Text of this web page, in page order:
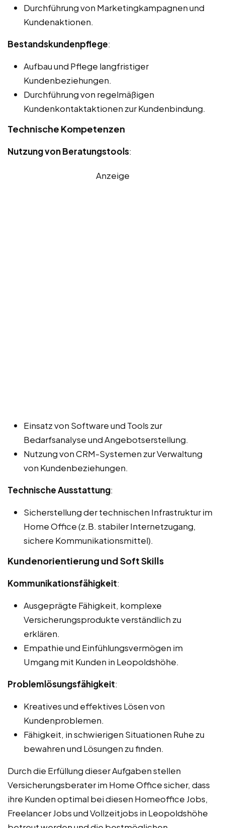
Durchführung von Marketingkampagnen und
Kundenaktionen.
Bestandskundenpflege:
Aufbau und Pflege langfristiger
Kundenbeziehungen.
Durchführung von regelmäßigen
Kundenkontaktaktionen zur Kundenbindung.
Technische Kompetenzen
Nutzung von Beratungstools:
Anzeige
Einsatz von Software und Tools zur
Bedarfsanalyse und Angebotserstellung.
Nutzung von CRM-Systemen zur Verwaltung
von Kundenbeziehungen.
Technische Ausstattung:
Sicherstellung der technischen Infrastruktur im
Home Office (z.B. stabiler Internetzugang,
sichere Kommunikationsmittel).
Kundenorientierung und Soft Skills
Kommunikationsfähigkeit:
Ausgeprägte Fähigkeit, komplexe
Versicherungsprodukte verständlich zu
erklären.
Empathie und Einfühlungsvermögen im
Umgang mit Kunden in Leopoldshöhe.
Problemlösungsfähigkeit:
Kreatives und effektives Lösen von
Kundenproblemen.
Fähigkeit, in schwierigen Situationen Ruhe zu
bewahren und Lösungen zu finden.
Durch die Erfüllung dieser Aufgaben stellen
Versicherungsberater im Home Office sicher, dass
ihre Kunden optimal bei diesen Homeoffice Jobs,
Freelancer Jobs und Vollzeitjobs in Leopoldshöhe